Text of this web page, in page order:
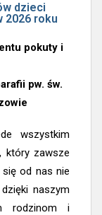
dzieci
2026 roku
pokuty i
pw. św.
wszystkim
który zawsze
od nas nie
naszym
rodzinom i